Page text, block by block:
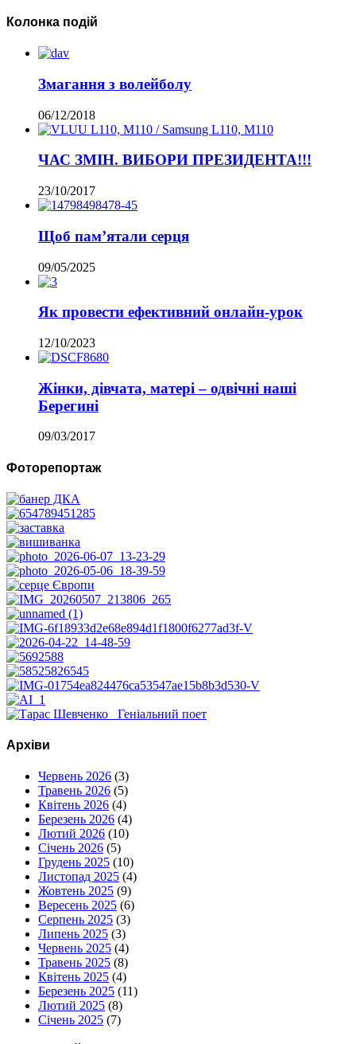
Колонка подій
Змагання з волейболу
06/12/2018
ЧАС ЗМІН. ВИБОРИ ПРЕЗИДЕНТА!!!
23/10/2017
Щоб пам’ятали серця
09/05/2025
Як провести ефективний онлайн-урок
12/10/2023
Жінки, дівчата, матері – одвічні наші
Берегині
09/03/2017
Фоторепортаж
Архіви
Червень 2026 (3)
Травень 2026 (5)
Квітень 2026 (4)
Березень 2026 (4)
Лютий 2026 (10)
Січень 2026 (5)
Грудень 2025 (10)
Листопад 2025 (4)
Жовтень 2025 (9)
Вересень 2025 (6)
Серпень 2025 (3)
Липень 2025 (3)
Червень 2025 (4)
Травень 2025 (8)
Квітень 2025 (4)
Березень 2025 (11)
Лютий 2025 (8)
Січень 2025 (7)